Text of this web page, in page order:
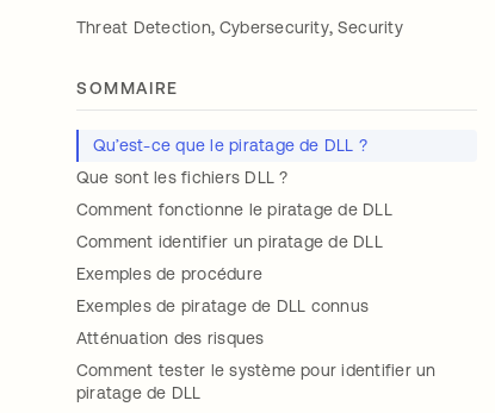
Threat Detection, Cybersecurity, Security
SOMMAIRE
Qu’est-ce que le piratage de DLL ?
Que sont les fichiers DLL ?
Comment fonctionne le piratage de DLL
Comment identifier un piratage de DLL
Exemples de procédure
Exemples de piratage de DLL connus
Atténuation des risques
Comment tester le système pour identifier un
piratage de DLL